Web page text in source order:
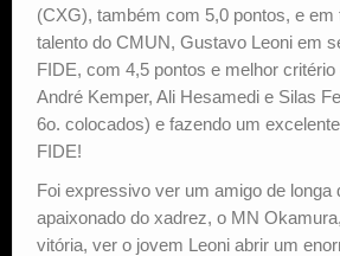
(CXG), também com 5,0 pontos, e em
talento do CMUN, Gustavo Leoni em
FIDE, com 4,5 pontos e melhor
André Kemper, Ali Hesamedi e Silas
6o. colocados) e fazendo um
FIDE!
Foi expressivo ver um amigo de longa
apaixonado do xadrez, o MN
vitória, ver o jovem Leoni abrir um